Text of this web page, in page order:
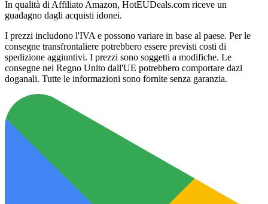
In qualità di Affiliato Amazon, HotEUDeals.com riceve un
guadagno dagli acquisti idonei.
I prezzi includono l'IVA e possono variare in base al paese. Per le
consegne transfrontaliere potrebbero essere previsti costi di
spedizione aggiuntivi. I prezzi sono soggetti a modifiche. Le
consegne nel Regno Unito dall'UE potrebbero comportare dazi
doganali. Tutte le informazioni sono fornite senza garanzia.